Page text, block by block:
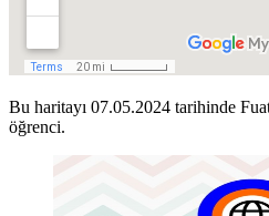
Bu haritayı 07.05.2024 tarihinde
öğrenci.